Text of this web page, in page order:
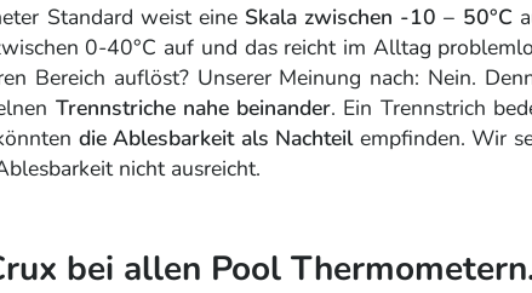
Standard weist eine Skala zwischen -10 – 50°C
0-40°C auf und das reicht im Alltag
Bereich auflöst? Unserer Meinung nach: Nein.
Trennstriche nahe beinander. Ein Trennstrich
die Ablesbarkeit als Nachteilempfinden. Wir
nicht ausreicht.
bei allen Pool